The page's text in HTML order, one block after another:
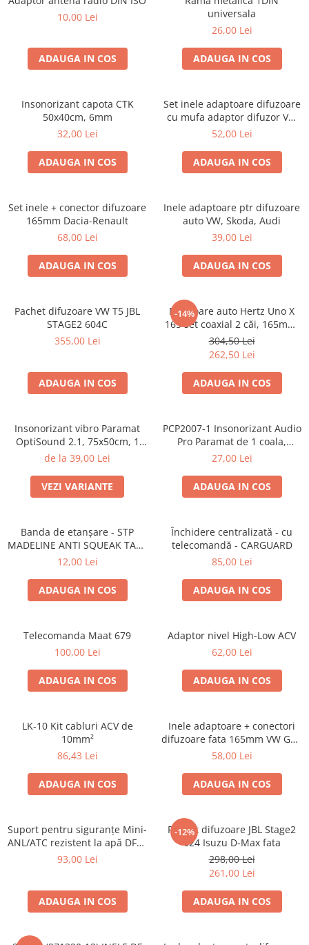
10,00 Lei
ADAUGA IN COS
universala
26,00 Lei
ADAUGA IN COS
Insonorizant capota CTK
50x40cm, 6mm
32,00 Lei
ADAUGA IN COS
Set inele adaptoare difuzoare
cu mufa adaptor difuzor VW
Passat B5/B5.5
52,00 Lei
ADAUGA IN COS
Set inele + conector difuzoare
165mm Dacia-Renault
68,00 Lei
ADAUGA IN COS
Inele adaptoare ptr difuzoare
auto VW, Skoda, Audi
39,00 Lei
ADAUGA IN COS
Pachet difuzoare VW T5 JBL
STAGE2 604C
355,00 Lei
ADAUGA IN COS
-14%
Difuzoare auto Hertz Uno X
165 set coaxial 2 căi, 165mm,
55W RMS, 4Ω, set 2 difuzoare
304,50 Lei
262,50 Lei
ADAUGA IN COS
Insonorizant vibro Paramat
OptiSound 2.1, 75x50cm, 1
coala
de la 39,00 Lei
VEZI VARIANTE
PCP2007-1 Insonorizant Audio
Pro Paramat de 1 coala,
spuma de 6mm grosime,
27,00 Lei
ADAUGA IN COS
Banda de etanșare - STP
MADELINE ANTI SQUEAK TAPE
- 15 x 2000mm
12,00 Lei
ADAUGA IN COS
Închidere centralizată - cu
telecomandă - CARGUARD
85,00 Lei
ADAUGA IN COS
Telecomanda Maat 679
100,00 Lei
ADAUGA IN COS
Adaptor nivel High-Low ACV
62,00 Lei
ADAUGA IN COS
LK-10 Kit cabluri ACV de
10mm²
86,43 Lei
ADAUGA IN COS
Inele adaptoare + conectori
difuzoare fata 165mm VW Golf
V, VI
58,00 Lei
ADAUGA IN COS
Suport pentru siguranțe Mini-
ANL/ATC rezistent la apă DFH-
WP-ANL
93,00 Lei
ADAUGA IN COS
-12%
Pachet difuzoare JBL Stage2
624 Isuzu D-Max fata
298,00 Lei
261,00 Lei
ADAUGA IN COS